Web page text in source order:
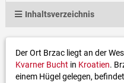
Inhaltsverzeichnis
Der Ort Brzac liegt an der
Kvarner Bucht in Kroatien.
einem Hügel gelegen,